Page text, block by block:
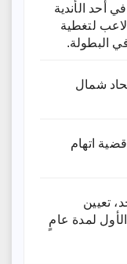
أحد الأندية
عن كل لاعب لتغطية
البطولة.
شمال
اتهام
تعيين
لمدة عامٍ